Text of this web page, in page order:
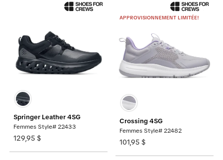
Springer Leather 4SG
Femmes Style# 22433
129,95 $
APPROVISIONNEMENT LIMITÉE!
Crossing 4SG
Femmes Style# 22482
101,95 $